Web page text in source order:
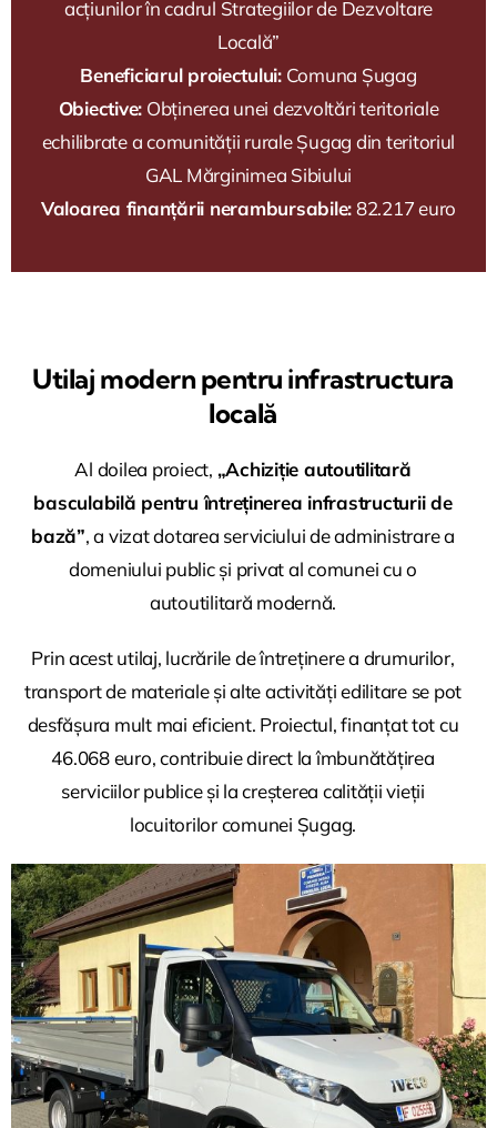
acțiunilor în cadrul Strategiilor de Dezvoltare
Locală”
Beneficiarul proiectului:Comuna Șugag
Obiective: Obținerea unei dezvoltări teritoriale
echilibrate a comunității rurale Șugag din teritoriul
GAL Mărginimea Sibiului
Valoarea finanțării nerambursabile:82.217 euro
Utilaj modern pentru infrastructura
locală
Al doilea proiect, „Achiziție autoutilitară
basculabilă pentru întreținerea infrastructurii de
bază”, a vizat dotarea serviciului de administrare a
domeniului public și privat al comunei cu o
autoutilitară modernă.
Prin acest utilaj, lucrările de întreținere a drumurilor,
transport de materiale și alte activități edilitare se pot
desfășura mult mai eficient. Proiectul, finanțat tot cu
46.068 euro, contribuie direct la îmbunătățirea
serviciilor publice și la creșterea calității vieții
locuitorilor comunei Șugag.